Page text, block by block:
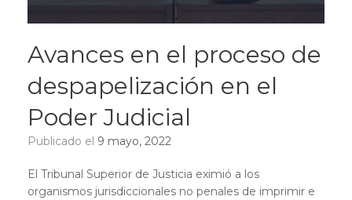
Avances en el proceso de
despapelización en el
Poder Judicial
Publicado el 9 mayo, 2022
El Tribunal Superior de Justicia eximió a los
organismos jurisdiccionales no penales de imprimir e